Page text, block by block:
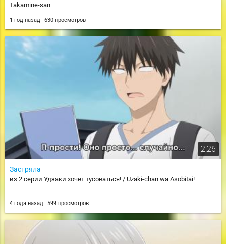
Takamine-san
1 год назад 630 просмотров
2:26
Застряла
из 2 серии Удзаки хочет тусоваться! / Uzaki-chan wa Asobitai!
4 года назад 599 просмотров